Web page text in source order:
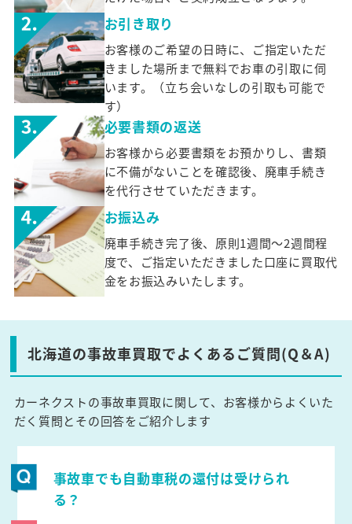
お引き取り
お客様のご希望の日時に、ご指定いただ
きました場所まで無料でお車の引取に伺
います。（立ち会いなしの引取も可能で
す）
必要書類の返送
お客様から必要書類をお預かりし、書類
に不備がないことを確認後、廃車手続き
を代行させていただきます。
お振込み
廃車手続き完了後、原則1週間～2週間程
度で、ご指定いただきました口座に買取代
金をお振込みいたします。
北海道の事故車買取でよくあるご質問(Q＆A)
カーネクストの事故車買取に関して、お客様からよくいた
だく質問とその回答をご紹介します
事故車でも自動車税の還付は受けられ
る？